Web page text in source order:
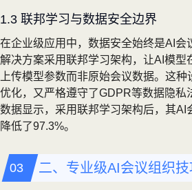
1.3 联邦学习与数据安全边界
在企业级应用中，数据安全始终是AI会
解决方案采用联邦学习架构，让AI模型
上传模型参数而非原始会议数据。这
优化，又严格遵守了GDPR等数据隐私
数据显示，采用联邦学习架构后，其AI
降低了97.3%。
二、专业级AI会议组织技